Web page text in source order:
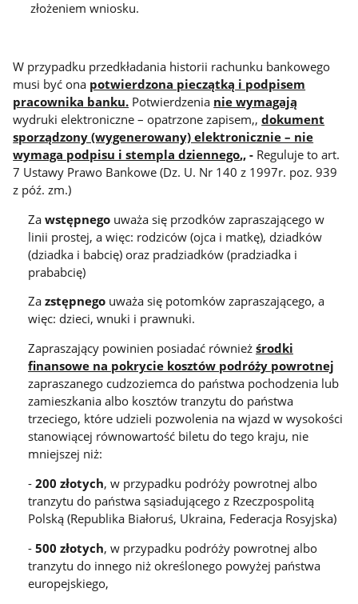
złożeniem wniosku.
W przypadku przedkładania historii rachunku bankowego
musi być ona potwierdzona pieczątką i podpisem
pracownika banku. Potwierdzenia nie wymagają
wydruki elektroniczne – opatrzone zapisem,,dokument
sporządzony (wygenerowany) elektronicznie – nie
wymaga podpisu i stempla dziennego,, - Reguluje to art.
7 Ustawy Prawo Bankowe (Dz. U. Nr 140 z 1997r. poz. 939
z póź. zm.)
Za wstępnego uważa się przodków zapraszającego w
linii prostej, a więc: rodziców (ojca i matkę), dziadków
(dziadka i babcię) oraz pradziadków (pradziadka i
prababcię)
Za zstępnego uważa się potomków zapraszającego, a
więc: dzieci, wnuki i prawnuki.
Zapraszający powinien posiadać również środki
finansowe na pokrycie kosztów podróży powrotnej
zapraszanego cudzoziemca do państwa pochodzenia lub
zamieszkania albo kosztów tranzytu do państwa
trzeciego, które udzieli pozwolenia na wjazd w wysokości
stanowiącej równowartość biletu do tego kraju, nie
mniejszej niż:
- 200 złotych, w przypadku podróży powrotnej albo
tranzytu do państwa sąsiadującego z Rzeczpospolitą
Polską (Republika Białoruś, Ukraina, Federacja Rosyjska)
- 500 złotych, w przypadku podróży powrotnej albo
tranzytu do innego niż określonego powyżej państwa
europejskiego,